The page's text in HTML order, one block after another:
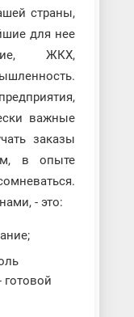
страны,
для нее
ЖКХ,
важные
заказы
в опыте
- это:
готовой